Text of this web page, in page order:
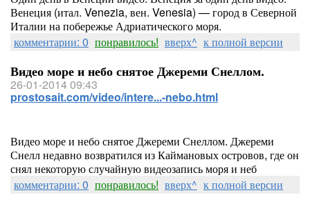
Венеция (итал. Venezia, вен. Venesia) — город в Северной
Италии на побережье Адриатического моря.
комментарии: 0 понравилось! вверх^ к полной версии
Видео море и небо снятое Джереми Снеллом.
26-01-2014 09:43
prostosait.com/video/intere...-nebo.html
Видео море и небо снятое Джереми Снеллом. Джереми
Снелл недавно возвратился из Каймановых островов, где он
снял некоторую случайную видеозапись моря и неб
комментарии: 0 понравилось! вверх^ к полной версии